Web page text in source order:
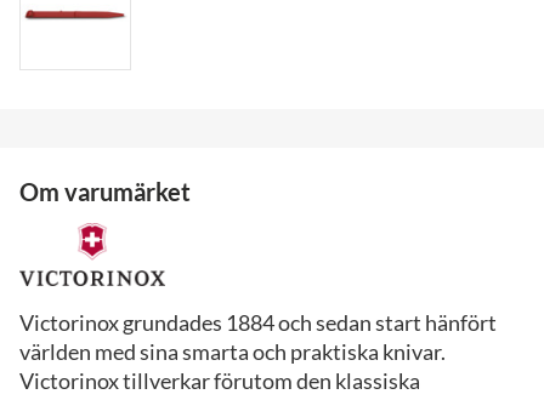
Om varumärket
Victorinox grundades 1884 och sedan start hänfört
världen med sina smarta och praktiska knivar.
Victorinox tillverkar förutom den klassiska